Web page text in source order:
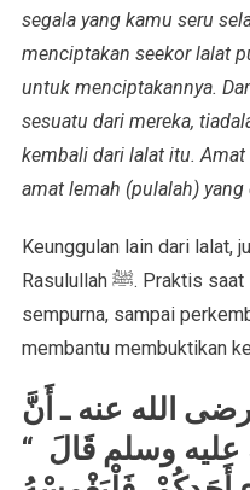
segala yang kamu seru
menciptakan seekor lalat
untuk menciptakannya.
sesuatu dari mereka,
kembali dari lalat itu.
amat lemah (pulalah) yang
Keunggulan lain dari lalat,
Rasulullah ﷺ. Praktis saat itu belum difahami secara
sempurna, sampai
membantu membuktikan
الله عنه ـ أَنَّ
وسلم قَالَ ‏ “‏